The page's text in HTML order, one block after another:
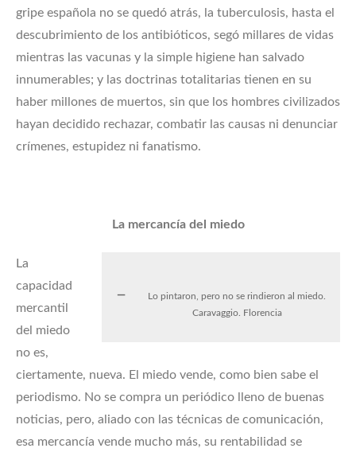
gripe española no se quedó atrás, la tuberculosis, hasta el
descubrimiento de los antibióticos, segó millares de vidas
mientras las vacunas y la simple higiene han salvado
innumerables; y las doctrinas totalitarias tienen en su
haber millones de muertos, sin que los hombres civilizados
hayan decidido rechazar, combatir las causas ni denunciar
crímenes, estupidez ni fanatismo.
La mercancía del miedo
Lo pintaron, pero no se rindieron al miedo.
Caravaggio. Florencia
La
capacidad
mercantil
del miedo
no es,
ciertamente, nueva. El miedo vende, como bien sabe el
periodismo. No se compra un periódico lleno de buenas
noticias, pero, aliado con las técnicas de comunicación,
esa mercancía vende mucho más, su rentabilidad se